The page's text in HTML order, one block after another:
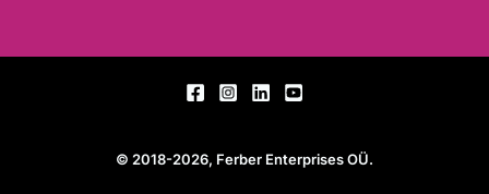
© 2018-2026, Ferber Enterprises OÜ.